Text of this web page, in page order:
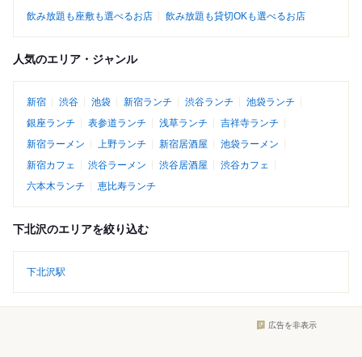
飲み放題も座敷も選べるお店
飲み放題も貸切OKも選べるお店
人気のエリア・ジャンル
新宿 渋谷 池袋 新宿ランチ 渋谷ランチ
池袋ランチ
銀座ランチ
表参道ランチ 浅草ランチ
吉祥寺ランチ
新宿ラーメン
上野ランチ 新宿居酒屋
池袋ラーメン
新宿カフェ
渋谷ラーメン 渋谷居酒屋
渋谷カフェ
六本木ランチ
恵比寿ランチ
下北沢のエリアを絞り込む
下北沢駅
広告を非表示